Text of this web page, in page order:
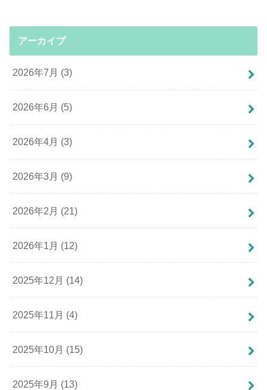
アーカイブ
2026年7月 (3)
2026年6月 (5)
2026年4月 (3)
2026年3月 (9)
2026年2月 (21)
2026年1月 (12)
2025年12月 (14)
2025年11月 (4)
2025年10月 (15)
2025年9月 (13)